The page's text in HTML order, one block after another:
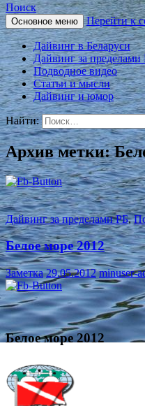
Поиск
Основное меню Перейти к
Дайвинг в Беларуси
Дайвинг за пределами
Подводное видео
Статьи и мысли
Дайвинг и юмор
Найти:
Архив метки:
Дайвинг за пределами РБ,
Белое море 2012
Заметка 29.05.2012 minuser-
Белое море 2012